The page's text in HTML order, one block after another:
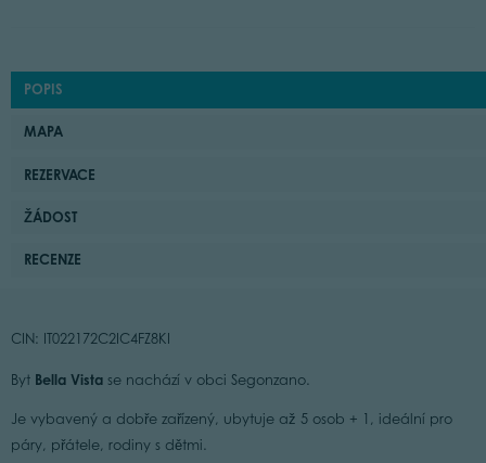
POPIS
MAPA
REZERVACE
ŽÁDOST
RECENZE
CIN: IT022172C2IC4FZ8KI
Byt Bella Vistase nachází v obci Segonzano.
Je vybavený a dobře zařízený, ubytuje až 5 osob + 1, ideální pro
páry, přátele, rodiny s dětmi.